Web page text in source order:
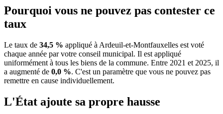
Pourquoi vous ne pouvez pas contester ce
taux
Le taux de 34,5 % appliqué à Ardeuil-et-Montfauxelles est voté
chaque année par votre conseil municipal. Il est appliqué
uniformément à tous les biens de la commune. Entre 2021 et 2025, il
a augmenté de 0,0 %. C'est un paramètre que vous ne pouvez pas
remettre en cause individuellement.
L'État ajoute sa propre hausse